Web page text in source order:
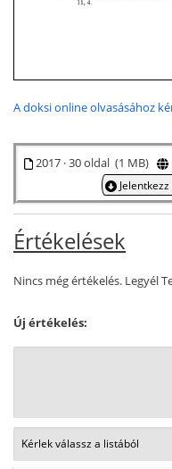
A doksi online olvasásához
2017 · 30 oldal (1 MB)
Jelentkezz
Értékelések
Nincs még értékelés. Legyél
Új értékelés: